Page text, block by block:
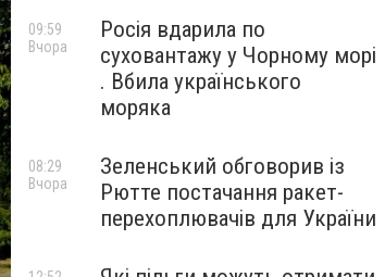
Росія вдарила по
суховантажу у Чорному морі
. Вбила українського
моряка
09:59
Вчора
Зеленський обговорив із
Рютте постачання ракет-
перехоплювачів для України
08:29
Вчора